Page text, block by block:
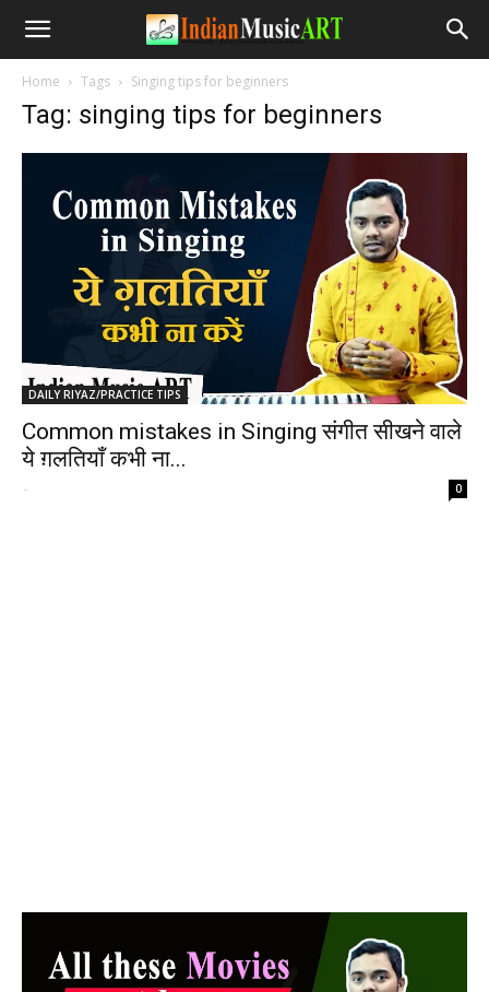
Home Tags Singing tips for beginners
Tag: singing tips for beginners
DAILY RIYAZ/PRACTICE TIPS
Common mistakes in Singing संगीत सीखने वाले
ये ग़लतियाँ कभी ना...
- 0